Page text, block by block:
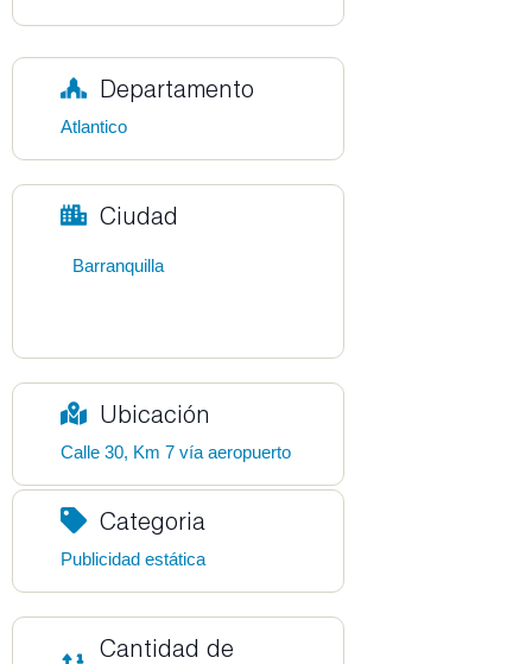
Departamento
Atlantico
Ciudad
Barranquilla
Ubicación
Calle 30, Km 7 vía aeropuerto
Categoria
Publicidad estática
Cantidad de